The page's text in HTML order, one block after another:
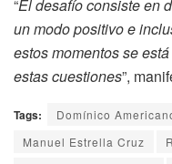
“El desafío consiste en
un modo positivo e
estos momentos se
estas cuestiones”,
Tags: Domínico
Manuel Estrella Cruz